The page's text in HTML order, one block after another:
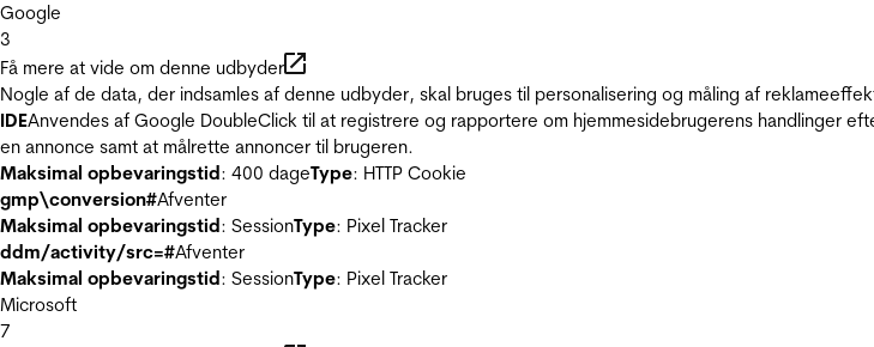
Google
3
Få mere at vide om denne udbyder
Nogle af de data, der indsamles af denne udbyder, skal bruges til personalisering og måling af
IDEAnvendes af Google DoubleClick til at registrere og rapportere om hjemmesidebrugerens handlinger
en annonce samt at målrette annoncer til brugeren.
Maksimal opbevaringstid: 400 dageType: HTTP Cookie
gmp\conversion#Afventer
Maksimal opbevaringstid: SessionType: Pixel Tracker
ddm/activity/src=#Afventer
Maksimal opbevaringstid: SessionType: Pixel Tracker
Microsoft
7